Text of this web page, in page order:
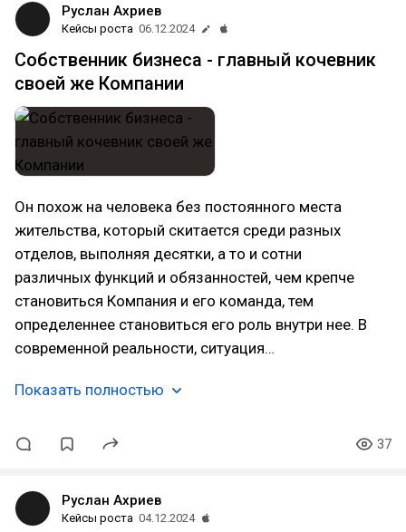
Руслан Ахриев
Кейсы роста 06.12.2024
Собственник бизнеса - главный кочевник
своей же Компании
Он похож на человека без постоянного места
жительства, который скитается среди разных
отделов, выполняя десятки, а то и сотни
различных функций и обязанностей, чем крепче
становиться Компания и его команда, тем
определеннее становиться его роль внутри нее. В
современной реальности, ситуация…
Показать полностью
37
Руслан Ахриев
Кейсы роста 04.12.2024